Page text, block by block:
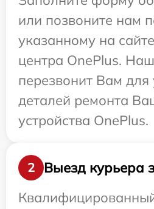
или позвоните нам
указанному на
центра OnePlus.
перезвонит Вам для
деталей ремонта
устройства OnePlus.
2
Выезд курьера